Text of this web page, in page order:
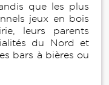
que les plus
jeux en bois
leurs parents
du Nord et
bars à bières ou